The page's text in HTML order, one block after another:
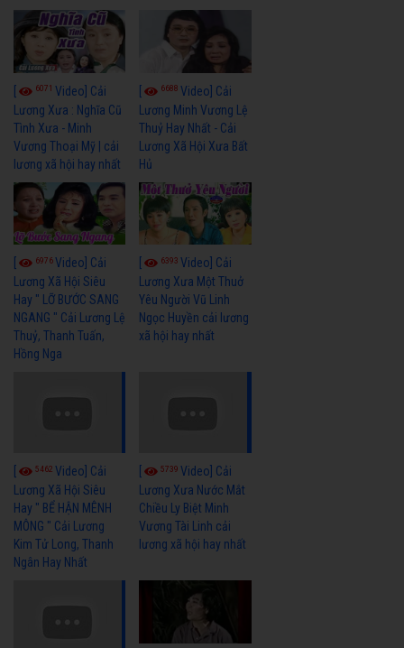
[ 6071 Video] Cải
Lương Xưa : Nghĩa Cũ
Tình Xưa - Minh
Vương Thoại Mỹ | cải
lương xã hội hay nhất
[ 6688Video] Cải
Lương Minh Vương Lệ
Thuỷ Hay Nhất - Cải
Lương Xã Hội Xưa Bất
Hủ
6976Video] Cải
Lương Xã Hội Siêu
Hay " LỠ BƯỚC SANG
NGANG " Cải Lương Lệ
Thuỷ, Thanh Tuấn,
Hồng Nga
6393Video] Cải
Lương Xưa Một Thuở
Yêu Người Vũ Linh
Ngọc Huyền cải lương
xã hội hay nhất
5462 Video] Cải
Lương Xã Hội Siêu
Hay " BỂ HẬN MÊNH
MÔNG " Cải Lương
Kim Tử Long, Thanh
Ngân Hay Nhất
5739Video] Cải
Lương Xưa Nước Mắt
Chiều Ly Biệt Minh
Vương Tài Linh cải
lương xã hội hay nhất